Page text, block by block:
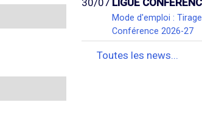
30/07 LIGUE
Mode d'emploi :
Conférence 2026-27
Toutes les news...